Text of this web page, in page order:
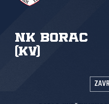
NK Borac
(KV)